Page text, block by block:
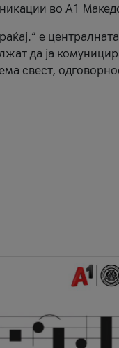
во А1
е
да ја
свест,